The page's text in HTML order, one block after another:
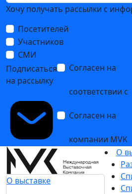
Хочу получать рассылки с
Посетителей
Участников
СМИ
Подписаться
на рассылку
Согласен на
соответствии с
Согласен на
компании MVK
О выставке
О